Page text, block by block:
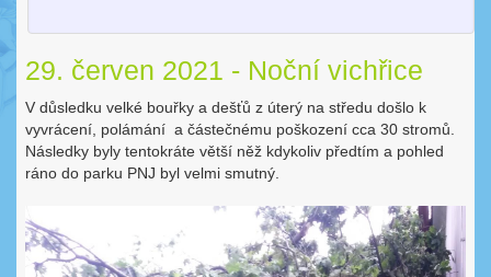
29. červen 2021 - Noční vichřice
V důsledku velké bouřky a dešťů z úterý na středu došlo k
vyvrácení, polámání a částečnému poškození cca 30 stromů.
Následky byly tentokráte větší něž kdykoliv předtím a pohled
ráno do parku PNJ byl velmi smutný.